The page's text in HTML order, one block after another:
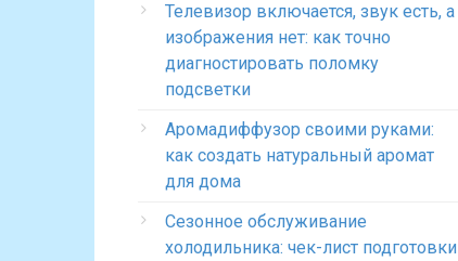
Телевизор включается, звук есть, а
изображения нет: как точно
диагностировать поломку
подсветки
Аромадиффузор своими руками:
как создать натуральный аромат
для дома
Сезонное обслуживание
холодильника: чек-лист подготовки